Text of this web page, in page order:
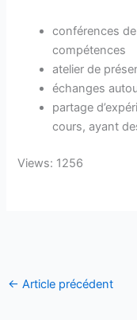
conférences
compétences
atelier de
échanges
partage
cours, ayant
Views: 1256
← Article précédent